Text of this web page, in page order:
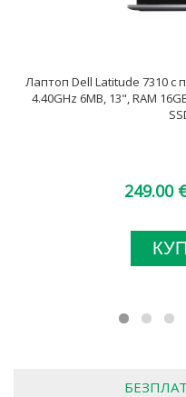
Лаптоп Dell Latitude 7310 с
4.40GHz 6MB, 13", RAM
249.00